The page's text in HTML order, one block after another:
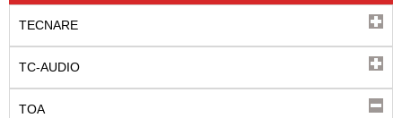
TECNARE
TC-AUDIO
TOA